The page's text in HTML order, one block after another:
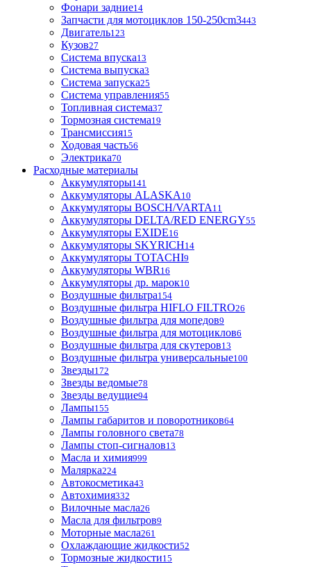
Фонари задние14
Запчасти для мотоциклов 150-250cm3443
Двигатель123
Кузов27
Система впуска13
Система выпуска3
Система запуска25
Система управления55
Топливная система37
Тормозная система19
Трансмиссия15
Ходовая часть56
Электрика70
Расходные материалы
Аккумуляторы141
Аккумуляторы ALASKA 10
Аккумуляторы BOSCH/VARTA 11
Аккумуляторы DELTA/RED ENERGY55
Аккумуляторы EXIDE16
Аккумуляторы SKYRICH14
Аккумуляторы TOTACHI9
Аккумуляторы WBR 16
Аккумуляторы др. марок10
Воздушные фильтра154
Воздушные фильтра HIFLO FILTRO26
Воздушные фильтра для мопедов9
Воздушные фильтра для мотоциклов6
Воздушные фильтра для скутеров13
Воздушные фильтра универсальные100
Звезды172
Звезды ведомые78
Звезды ведущие94
Лампы155
Лампы габаритов и поворотников64
Лампы головного света78
Лампы стоп-сигналов13
Масла и химия999
Малярка224
Автокосметика43
Автохимия332
Вилочные масла26
Масла для фильтров9
Моторные масла261
Охлаждающие жидкости52
Тормозные жидкости15